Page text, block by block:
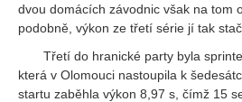
dvou domácích závodnic však na tom
podobně, výkon ze třetí série jí tak
Třetí do hranické party byla
která v Olomouci nastoupila k
startu zaběhla výkon 8,97 s, čímž 15